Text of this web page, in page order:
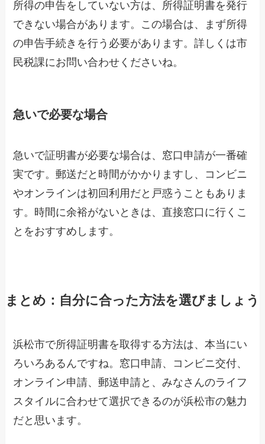
所得の申告をしていない方は、所得証明書を発行
できない場合があります。この場合は、まず所得
の申告手続きを行う必要があります。詳しくは市
民税課にお問い合わせくださいね。
急いで必要な場合
急いで証明書が必要な場合は、窓口申請が一番確
実です。郵送だと時間がかかりますし、コンビニ
やオンラインは初回利用だと戸惑うこともありま
す。時間に余裕がないときは、直接窓口に行くこ
とをおすすめします。
まとめ：自分に合った方法を選びましょう
浜松市で所得証明書を取得する方法は、本当にい
ろいろあるんですね。窓口申請、コンビニ交付、
オンライン申請、郵送申請と、みなさんのライフ
スタイルに合わせて選択できるのが浜松市の魅力
だと思います。